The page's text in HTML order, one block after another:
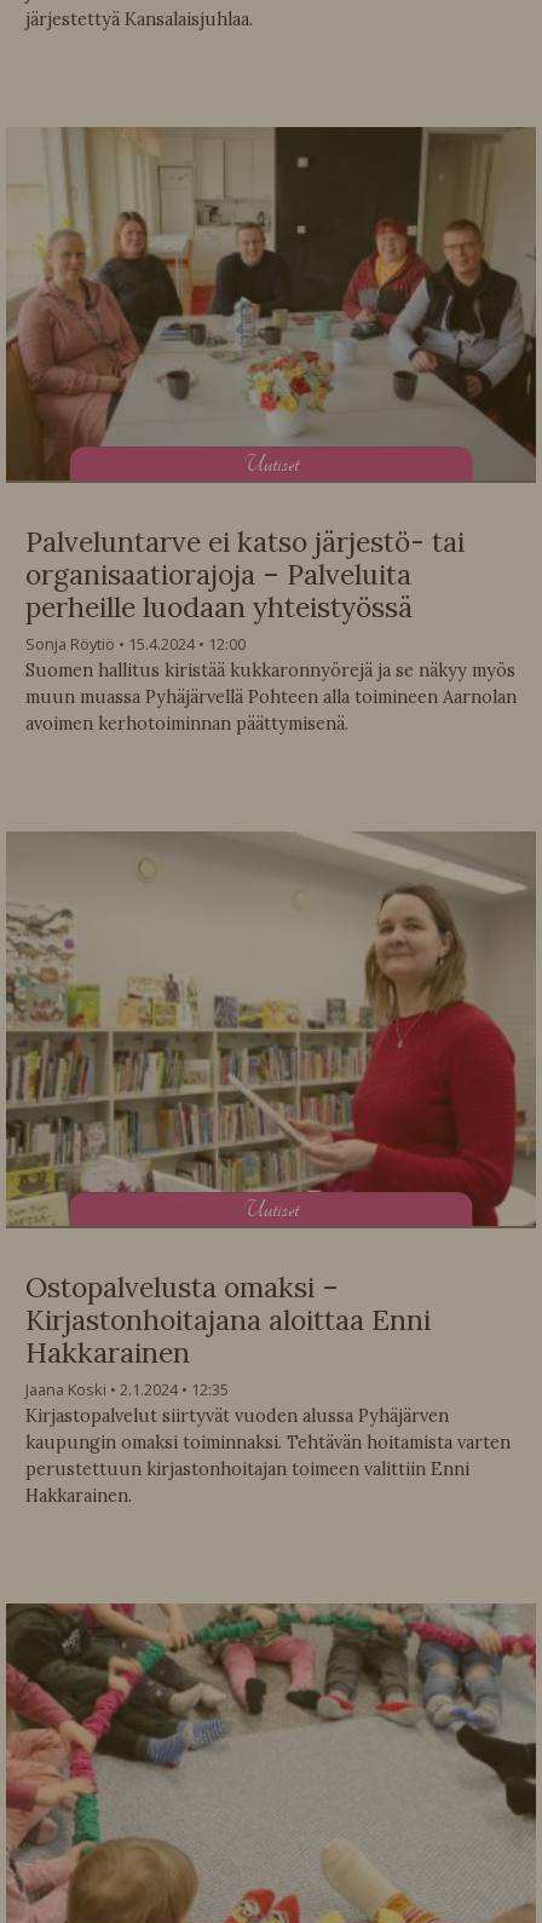
järjestettyä Kansalaisjuhlaa.
Uutiset
Palveluntarve ei katso järjestö- tai
organisaatiorajoja – Palveluita
perheille luodaan yhteistyössä
Sonja Röytiö 15.4.2024
12:00
Suomen hallitus kiristää kukkaronnyörejä ja se näkyy myös
muun muassa Pyhäjärvellä Pohteen alla toimineen Aarnolan
avoimen kerhotoiminnan päättymisenä.
Uutiset
Ostopalvelusta omaksi –
Kirjastonhoitajana aloittaa Enni
Hakkarainen
Jaana Koski 2.1.2024
12:35
Kirjastopalvelut siirtyvät vuoden alussa Pyhäjärven
kaupungin omaksi toiminnaksi. Tehtävän hoitamista varten
perustettuun kirjastonhoitajan toimeen valittiin Enni
Hakkarainen.